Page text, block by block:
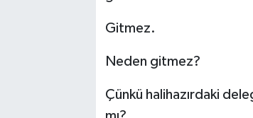
Gitmez.
Neden gitmez?
Çünkü halihazırdaki